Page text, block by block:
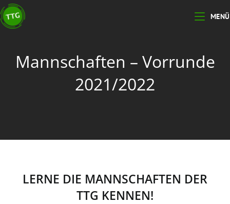
MENÜ
Mannschaften – Vorrunde
2021/2022
LERNE DIE MANNSCHAFTEN DER
TTG KENNEN!